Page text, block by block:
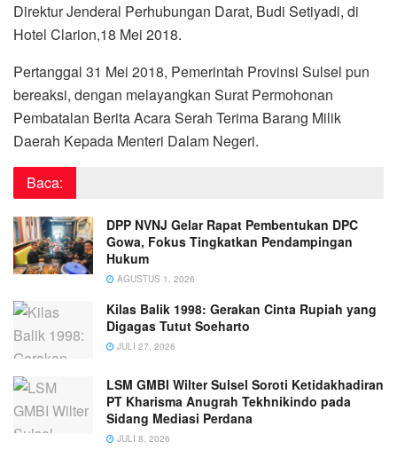
Direktur Jenderal Perhubungan Darat, Budi Setiyadi, di
Hotel Clarion,18 Mei 2018.
Pertanggal 31 Mei 2018, Pemerintah Provinsi Sulsel pun
bereaksi, dengan melayangkan Surat Permohonan
Pembatalan Berita Acara Serah Terima Barang Milik
Daerah Kepada Menteri Dalam Negeri.
Baca:
DPP NVNJ Gelar Rapat Pembentukan DPC
Gowa, Fokus Tingkatkan Pendampingan
Hukum
AGUSTUS 1, 2026
Kilas Balik 1998: Gerakan Cinta Rupiah yang
Digagas Tutut Soeharto
JULI 27, 2026
LSM GMBI Wilter Sulsel Soroti Ketidakhadiran
PT Kharisma Anugrah Tekhnikindo pada
Sidang Mediasi Perdana
JULI 8, 2026